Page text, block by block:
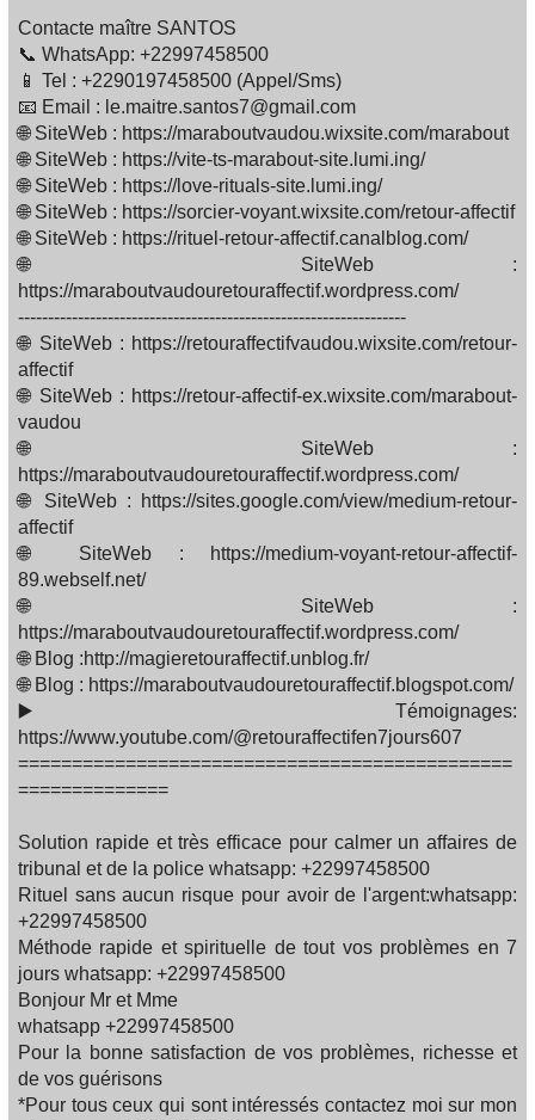
Contacte maître SANTOS
📞 WhatsApp: +22997458500
📱 Tel : +2290197458500 (Appel/Sms)
📧 Email : le.maitre.santos7@gmail.com
🌐 SiteWeb : https://maraboutvaudou.wixsite.com/marabout
🌐 SiteWeb : https://vite-ts-marabout-site.lumi.ing/
🌐 SiteWeb : https://love-rituals-site.lumi.ing/
🌐 SiteWeb : https://sorcier-voyant.wixsite.com/retour-affectif
🌐 SiteWeb : https://rituel-retour-affectif.canalblog.com/
🌐 SiteWeb :
https://maraboutvaudouretouraffectif.wordpress.com/
-----------------------------------------------------------------
🌐 SiteWeb : https://retouraffectifvaudou.wixsite.com/retour-
affectif
🌐 SiteWeb : https://retour-affectif-ex.wixsite.com/marabout-
vaudou
🌐 SiteWeb :
https://maraboutvaudouretouraffectif.wordpress.com/
🌐 SiteWeb : https://sites.google.com/view/medium-retour-
affectif
🌐 SiteWeb : https://medium-voyant-retour-affectif-
89.webself.net/
🌐 SiteWeb :
https://maraboutvaudouretouraffectif.wordpress.com/
🌐 Blog :http://magieretouraffectif.unblog.fr/
🌐 Blog : https://maraboutvaudouretouraffectif.blogspot.com/
▶️ Témoignages:
https://www.youtube.com/@retouraffectifen7jours607
==============================================
==============
Solution rapide et très efficace pour calmer un affaires de
tribunal et de la police whatsapp: +22997458500
Rituel sans aucun risque pour avoir de l'argent:whatsapp:
+22997458500
Méthode rapide et spirituelle de tout vos problèmes en 7
jours whatsapp: +22997458500
Bonjour Mr et Mme
whatsapp +22997458500
Pour la bonne satisfaction de vos problèmes, richesse et
de vos guérisons
*Pour tous ceux qui sont intéressés contactez moi sur mon